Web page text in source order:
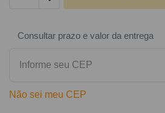
Consultar prazo e valor da entrega
Não sei meu CEP